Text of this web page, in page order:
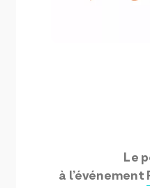
Le
à l’événement